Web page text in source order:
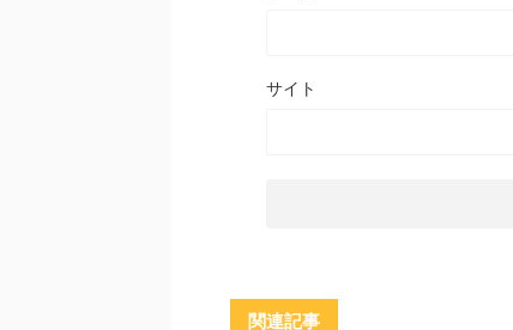
サイト
関連記事